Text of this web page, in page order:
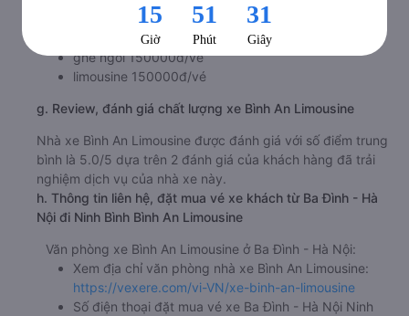
f. Giá vé giá xe khách đi Ninh Bình từ Ba Đình - Hà Nội Bình
ghế ngồi 150000đ/vé
limousine 150000đ/vé
g. Review, đánh giá chất lượng xe Bình An Limousine
Nhà xe Bình An Limousine được đánh giá với số điểm trung
bình là 5.0/5 dựa trên 2 đánh giá của khách hàng đã trải
nghiệm dịch vụ của nhà xe này.
h. Thông tin liên hệ, đặt mua vé xe khách từ Ba Đình - Hà
Nội đi Ninh Bình Bình An Limousine
Văn phòng xe Bình An Limousine ở Ba Đình - Hà Nội:
Xem địa chỉ văn phòng nhà xe Bình An Limousine:
https://vexere.com/vi-VN/xe-binh-an-limousine
Số điện thoại đặt mua vé xe Ba Đình - Hà Nội Ninh